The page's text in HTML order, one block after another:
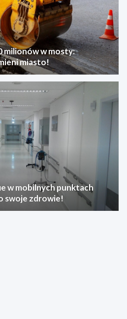
milionów w mosty:
miasto!
w mobilnych punktach
swoje zdrowie!